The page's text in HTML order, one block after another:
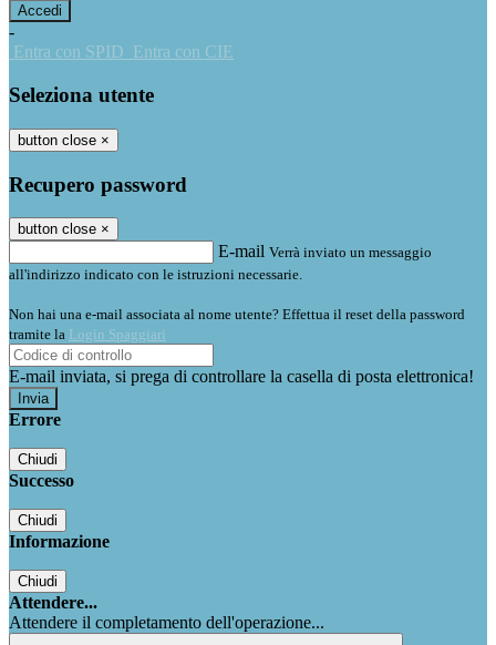
-
Entra con SPID Entra con CIE
Seleziona utente
button close ×
Recupero password
button close ×
E-mail Verrà inviato un messaggio
all'indirizzo indicato con le istruzioni necessarie.
Non hai una e-mail associata al nome utente? Effettua il reset della password
tramite la Login Spaggiari
E-mail inviata, si prega di controllare la casella di posta elettronica!
Errore
Chiudi
Successo
Chiudi
Informazione
Chiudi
Attendere...
Attendere il completamento dell'operazione...